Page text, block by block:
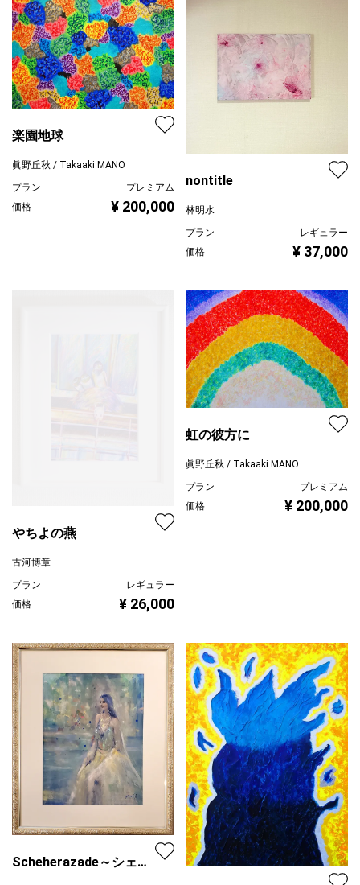
楽園地球
眞野丘秋 / Takaaki MANO
プラン
プレミアム
価格
¥ 200,000
nontitle
林明水
プラン
レギュラー
価格
¥ 37,000
やちよの燕
古河博章
プラン
レギュラー
価格
¥ 26,000
虹の彼方に
眞野丘秋 / Takaaki MANO
プラン
プレミアム
価格
¥ 200,000
Scheherazade～シェヘ